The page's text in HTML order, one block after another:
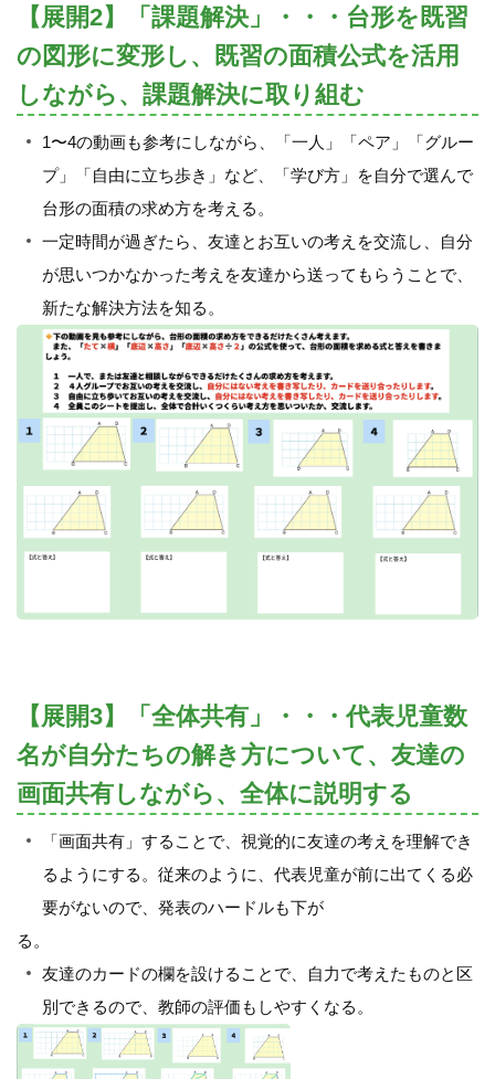
【展開2】「課題解決」・・・台形を既習
の図形に変形し、既習の面積公式を活用
しながら、課題解決に取り組む
1〜4の動画も参考にしながら、「一人」「ペア」「グルー
プ」「自由に立ち歩き」など、「学び方」を自分で選んで
台形の面積の求め方を考える。
一定時間が過ぎたら、友達とお互いの考えを交流し、自分
が思いつかなかった考えを友達から送ってもらうことで、
新たな解決方法を知る。
【展開3】「全体共有」・・・代表児童数
名が自分たちの解き方について、友達の
画面共有しながら、全体に説明する
「画面共有」することで、視覚的に友達の考えを理解でき
るようにする。従来のように、代表児童が前に出てくる必
要がないので、発表のハードルも下が
る。
友達のカードの欄を設けることで、自力で考えたものと区
別できるので、教師の評価もしやすくなる。